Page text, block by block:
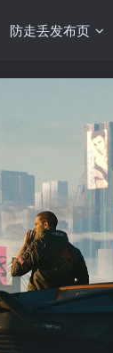
防走丢发布页